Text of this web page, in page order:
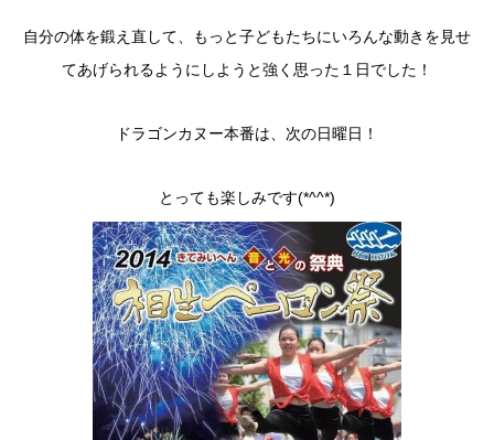
自分の体を鍛え直して、もっと子どもたちにいろんな動きを見せ
てあげられるようにしようと強く思った１日でした！
ドラゴンカヌー本番は、次の日曜日！
とっても楽しみです(*^^*)